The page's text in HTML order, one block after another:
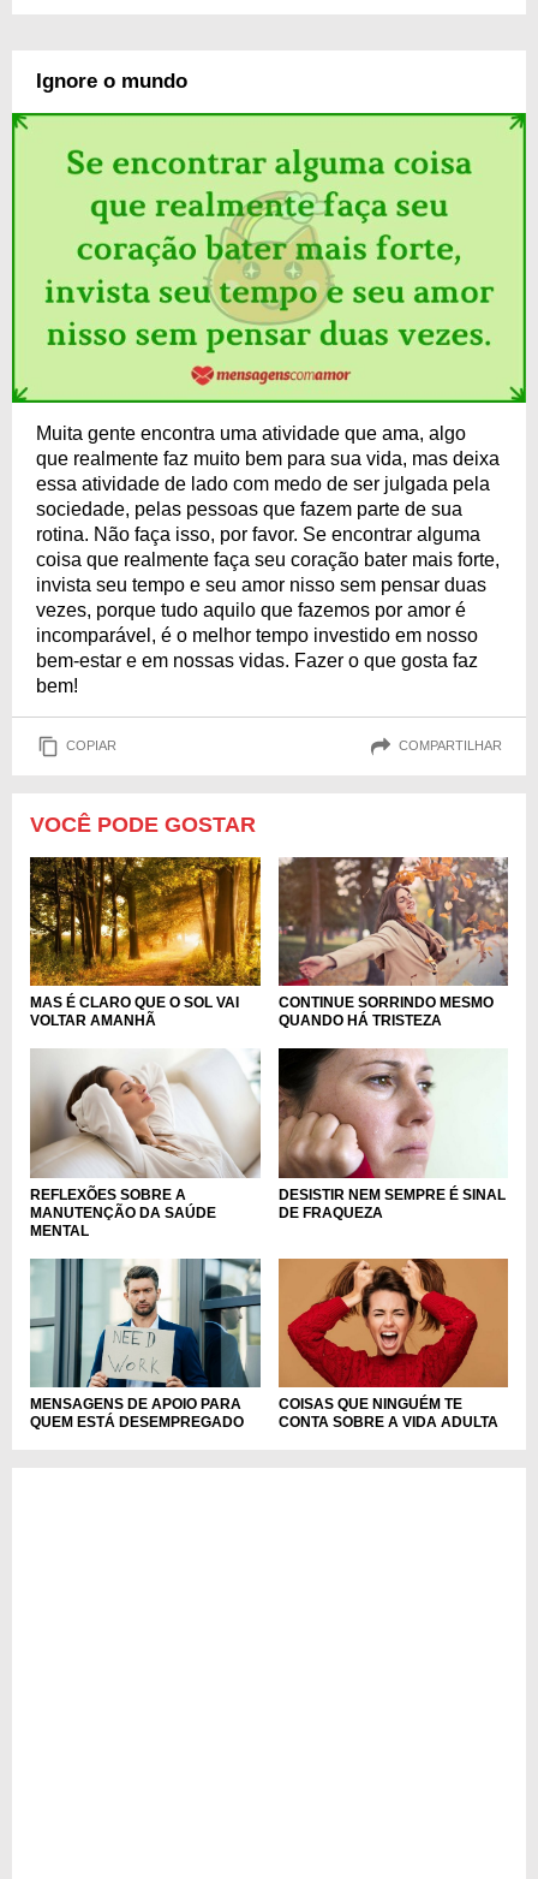
Ignore o mundo
Muita gente encontra uma atividade que ama, algo
que realmente faz muito bem para sua vida, mas deixa
essa atividade de lado com medo de ser julgada pela
sociedade, pelas pessoas que fazem parte de sua
rotina. Não faça isso, por favor. Se encontrar alguma
coisa que realmente faça seu coração bater mais forte,
invista seu tempo e seu amor nisso sem pensar duas
vezes, porque tudo aquilo que fazemos por amor é
incomparável, é o melhor tempo investido em nosso
bem-estar e em nossas vidas. Fazer o que gosta faz
bem!
COPIAR COMPARTILHAR
VOCÊ PODE GOSTAR
MAS É CLARO QUE O SOL VAI
VOLTAR AMANHÃ
CONTINUE SORRINDO MESMO
QUANDO HÁ TRISTEZA
REFLEXÕES SOBRE A
MANUTENÇÃO DA SAÚDE
MENTAL
DESISTIR NEM SEMPRE É SINAL
DE FRAQUEZA
MENSAGENS DE APOIO PARA
QUEM ESTÁ DESEMPREGADO
COISAS QUE NINGUÉM TE
CONTA SOBRE A VIDA ADULTA